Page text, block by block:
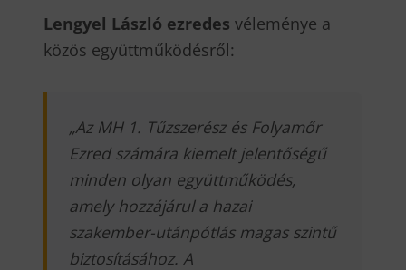
Lengyel László ezredes véleménye a
közös együttműködésről:
„Az MH 1. Tűzszerész és Folyamőr
Ezred számára kiemelt jelentőségű
minden olyan együttműködés,
amely hozzájárul a hazai
szakember-utánpótlás magas szintű
biztosításához. A